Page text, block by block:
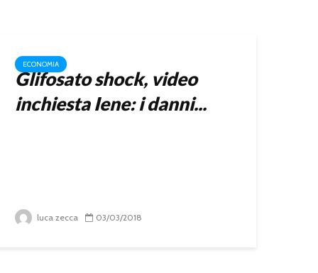
ECONOMIA
Glifosato shock, video
inchiesta Iene: i danni...
luca zecca 03/03/2018